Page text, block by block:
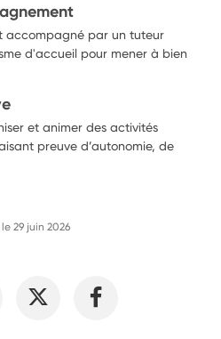
accompagné par un tuteur
d'accueil pour mener à bien
et animer des activités
preuve d’autonomie, de
le29 juin 2026